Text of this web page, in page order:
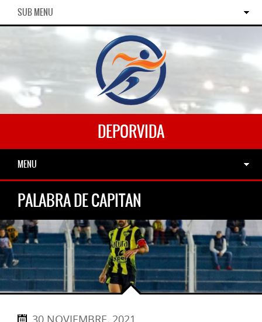
SUB MENU
DEPORVIDA
MENU
PALABRA DE CAPITAN
30 NOVIEMBRE, 2021